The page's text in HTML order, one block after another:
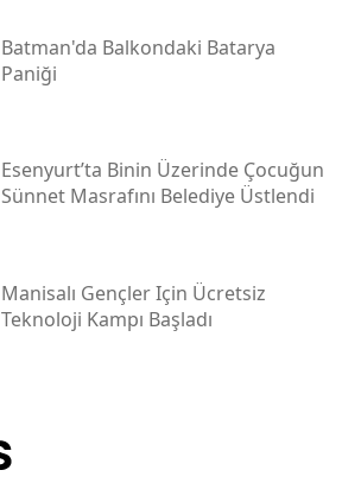
Batman'da Balkondaki Batarya
Paniği
Esenyurt’ta Binin Üzerinde Çocuğun
Sünnet Masrafını Belediye Üstlendi
Manisalı Gençler Için Ücretsiz
Teknoloji Kampı Başladı